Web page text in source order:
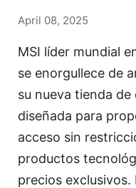
April 08, 2025
MSI líder mundial
se enorgullece de
su nueva tienda
diseñada para
acceso sin
productos
precios